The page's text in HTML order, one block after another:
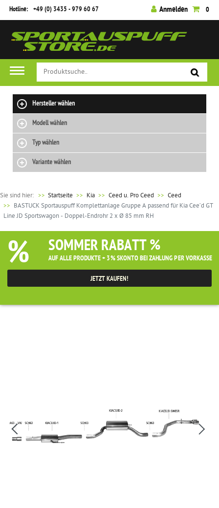
Hotline: +49 (0) 3435 - 979 60 67 Anmelden 0
Hersteller wählen
Modell wählen
Typ wählen
Variante wählen
Sie sind hier: >> Startseite Kia Ceed u. Pro Ceed
Ceed
BASTUCK Sportauspuff Komplettanlage Gruppe A passend für Kia Cee’d GT
Line JD Sportswagon - Doppel-Endrohr 2 x Ø 85 mm RH
% SOMMER RABATT %
AUF ALLE PRODUKTE + 3% SKONTO BEI ZAHLUNG PER VORKASSE
JETZT KAUFEN!